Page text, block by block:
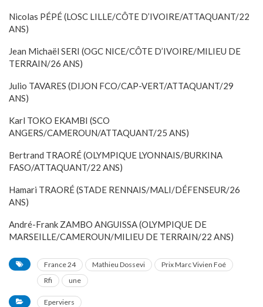
Nicolas PÉPÉ (LOSC LILLE/CÔTE D’IVOIRE/ATTAQUANT/22
ANS)
Jean Michaël SERI (OGC NICE/CÔTE D’IVOIRE/MILIEU DE
TERRAIN/26 ANS)
Julio TAVARES (DIJON FCO/CAP-VERT/ATTAQUANT/29
ANS)
Karl TOKO EKAMBI (SCO
ANGERS/CAMEROUN/ATTAQUANT/25 ANS)
Bertrand TRAORÉ (OLYMPIQUE LYONNAIS/BURKINA
FASO/ATTAQUANT/22 ANS)
Hamari TRAORÉ (STADE RENNAIS/MALI/DÉFENSEUR/26
ANS)
André-Frank ZAMBO ANGUISSA (OLYMPIQUE DE
MARSEILLE/CAMEROUN/MILIEU DE TERRAIN/22 ANS)
France 24 Mathieu Dossevi
Prix Marc Vivien Foé
Rfi
une
Eperviers